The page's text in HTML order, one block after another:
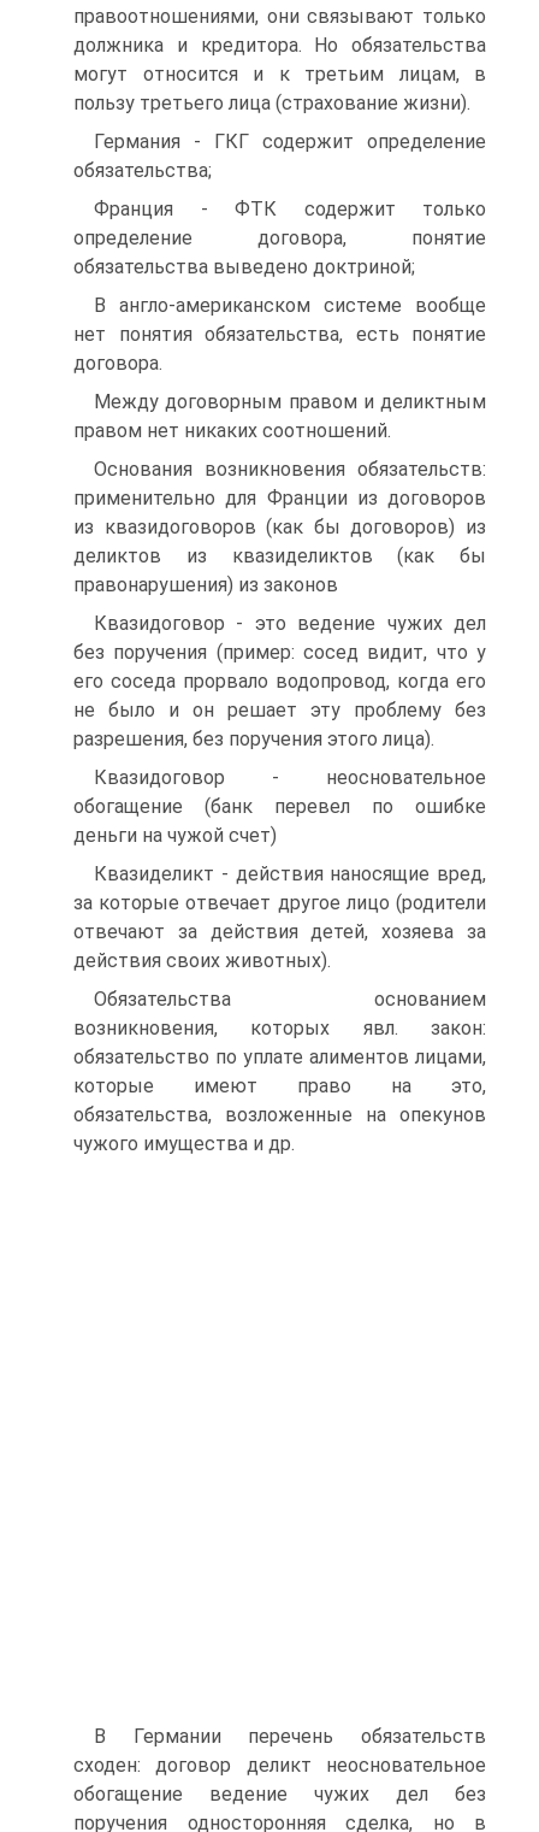
правоотношениями, они связывают только
должника и кредитора. Но обязательства
могут относится и к третьим лицам, в
пользу третьего лица (страхование жизни).
Германия - ГКГ содержит определение
обязательства;
Франция - ФТК содержит только
определение договора, понятие
обязательства выведено доктриной;
В англо-американском системе вообще
нет понятия обязательства, есть понятие
договора.
Между договорным правом и деликтным
правом нет никаких соотношений.
Основания возникновения обязательств:
применительно для Франции из договоров
из квазидоговоров (как бы договоров) из
деликтов из квазиделиктов (как бы
правонарушения) из законов
Квазидоговор - это ведение чужих дел
без поручения (пример: сосед видит, что у
его соседа прорвало водопровод, когда его
не было и он решает эту проблему без
разрешения, без поручения этого лица).
Квазидоговор - неосновательное
обогащение (банк перевел по ошибке
деньги на чужой счет)
Квазиделикт - действия наносящие вред,
за которые отвечает другое лицо (родители
отвечают за действия детей, хозяева за
действия своих животных).
Обязательства основанием
возникновения, которых явл. закон:
обязательство по уплате алиментов лицами,
которые имеют право на это,
обязательства, возложенные на опекунов
чужого имущества и др.
В Германии перечень обязательств
сходен: договор деликт неосновательное
обогащение ведение чужих дел без
поручения односторонняя сделка, но в